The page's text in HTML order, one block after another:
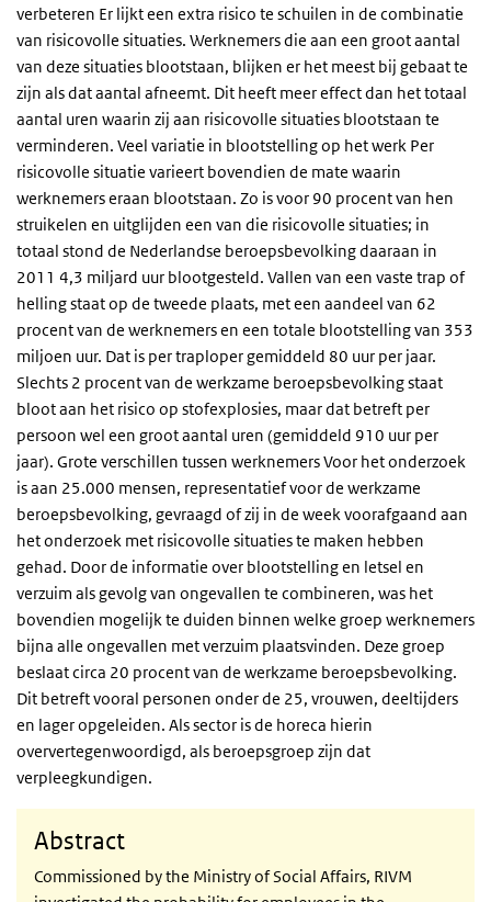
verbeteren Er lijkt een extra risico te schuilen in de combinatie
van risicovolle situaties. Werknemers die aan een groot aantal
van deze situaties blootstaan, blijken er het meest bij gebaat te
zijn als dat aantal afneemt. Dit heeft meer effect dan het totaal
aantal uren waarin zij aan risicovolle situaties blootstaan te
verminderen. Veel variatie in blootstelling op het werk Per
risicovolle situatie varieert bovendien de mate waarin
werknemers eraan blootstaan. Zo is voor 90 procent van hen
struikelen en uitglijden een van die risicovolle situaties; in
totaal stond de Nederlandse beroepsbevolking daaraan in
2011 4,3 miljard uur blootgesteld. Vallen van een vaste trap of
helling staat op de tweede plaats, met een aandeel van 62
procent van de werknemers en een totale blootstelling van 353
miljoen uur. Dat is per traploper gemiddeld 80 uur per jaar.
Slechts 2 procent van de werkzame beroepsbevolking staat
bloot aan het risico op stofexplosies, maar dat betreft per
persoon wel een groot aantal uren (gemiddeld 910 uur per
jaar). Grote verschillen tussen werknemers Voor het onderzoek
is aan 25.000 mensen, representatief voor de werkzame
beroepsbevolking, gevraagd of zij in de week voorafgaand aan
het onderzoek met risicovolle situaties te maken hebben
gehad. Door de informatie over blootstelling en letsel en
verzuim als gevolg van ongevallen te combineren, was het
bovendien mogelijk te duiden binnen welke groep werknemers
bijna alle ongevallen met verzuim plaatsvinden. Deze groep
beslaat circa 20 procent van de werkzame beroepsbevolking.
Dit betreft vooral personen onder de 25, vrouwen, deeltijders
en lager opgeleiden. Als sector is de horeca hierin
oververtegenwoordigd, als beroepsgroep zijn dat
verpleegkundigen.
Abstract
Commissioned by the Ministry of Social Affairs, RIVM